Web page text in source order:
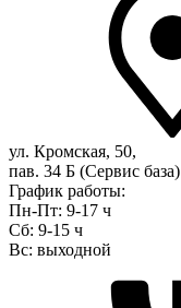
ул. Кромская, 50,
пав. 34 Б (Сервис база)
График работы:
Пн-Пт: 9-17 ч
Сб: 9-15 ч
Вс: выходной